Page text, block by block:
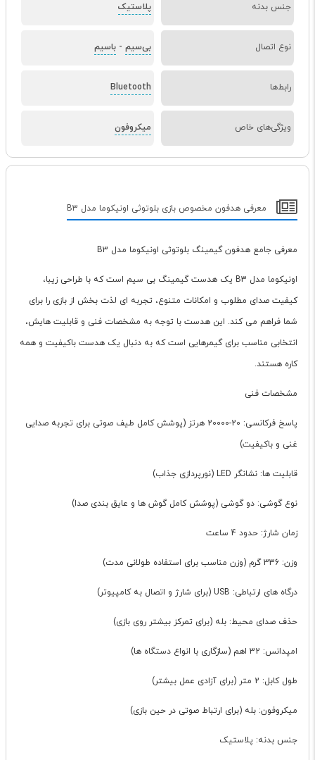
جنس بدنه پلاستیک
نوع اتصال بی‌سیم - باسیم
رابط‌ها Bluetooth
ویژگی‌های خاص میکروفون
معرفی هدفون مخصوص بازی بلوتوثی اونیکوما مدل B3
معرفی جامع هدفون گیمینگ بلوتوثی اونیکوما مدل B3
اونیکوما مدل B3 یک هدست گیمینگ بی سیم است که با طراحی زیبا،
کیفیت صدای مطلوب و امکانات متنوع، تجربه ای لذت بخش از بازی را برای
شما فراهم می کند. این هدست با توجه به مشخصات فنی و قابلیت هایش،
انتخابی مناسب برای گیمرهایی است که به دنبال یک هدست باکیفیت و همه
کاره هستند.
مشخصات فنی
پاسخ فرکانسی: 20-20000 هرتز (پوشش کامل طیف صوتی برای تجربه صدایی
غنی و باکیفیت)
قابلیت ها: نشانگر LED (نورپردازی جذاب)
نوع گوشی: دو گوشی (پوشش کامل گوش ها و عایق بندی صدا)
زمان شارژ: حدود 4 ساعت
وزن: 336 گرم (وزن مناسب برای استفاده طولانی مدت)
درگاه های ارتباطی: USB (برای شارژ و اتصال به کامپیوتر)
حذف صدای محیط: بله (برای تمرکز بیشتر روی بازی)
امپدانس: 32 اهم (سازگاری با انواع دستگاه ها)
طول کابل: 2 متر (برای آزادی عمل بیشتر)
میکروفون: بله (برای ارتباط صوتی در حین بازی)
جنس بدنه: پلاستیک